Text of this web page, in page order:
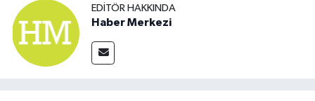
EDITÖR HAKKINDA
Haber Merkezi